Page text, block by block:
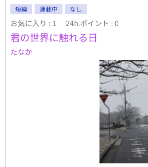
す～』 【ディストピアBL】 『プシ
なくなった未来社会。仮の肉体を
のだろうか？ー』 【青春BL】 『恋
の弟がなぜか俺にちょっかいを出し
タートしました／ 【オメガバース
若手俳優α俺の運命は大嫌いなアイ
もぜひお楽しみください！
短編 連載中 なし
お気に入り : 1 24h.ポイント : 0
君の世界に触れる日
たなか